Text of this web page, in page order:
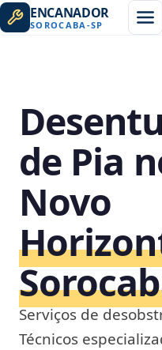
ENCANADOR
SOROCABA -SP
de Pia
Novo
Serviços de
Técnicos